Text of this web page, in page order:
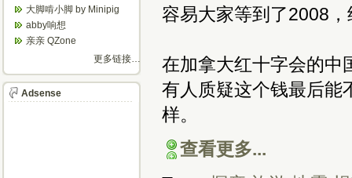
容易大家等到了2008
在加拿大红十字会的中
有人质疑这个钱最后能
样。
查看更多...
大脚啃小脚 by Minipig
abby响想
亲亲 QZone
更多链接…
Adsense